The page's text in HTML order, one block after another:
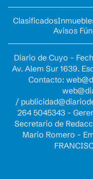
Clasificados
Avisos
Diario de Cuyo -
Av. Alem Sur 1639.
Contacto:
/
264 5045343 -
Secretario de
Mario Romero -